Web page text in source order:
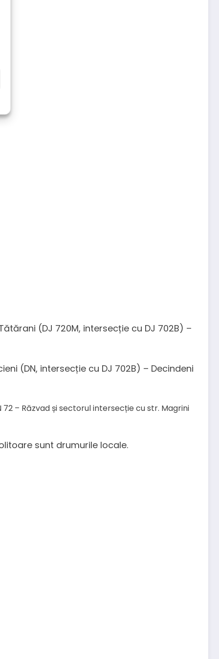
(DJ 720M, intersecție cu DJ 702B) –
(DN, intersecție cu DJ 702B) – Decindeni
– Răzvad și sectorul intersecție cu str. Magrini
sunt drumurile locale.